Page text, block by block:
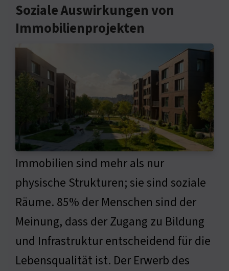
Soziale Auswirkungen von
Immobilienprojekten
Immobilien sind mehr als nur
physische Strukturen; sie sind soziale
Räume. 85% der Menschen sind der
Meinung, dass der Zugang zu Bildung
und Infrastruktur entscheidend für die
Lebensqualität ist. Der Erwerb des